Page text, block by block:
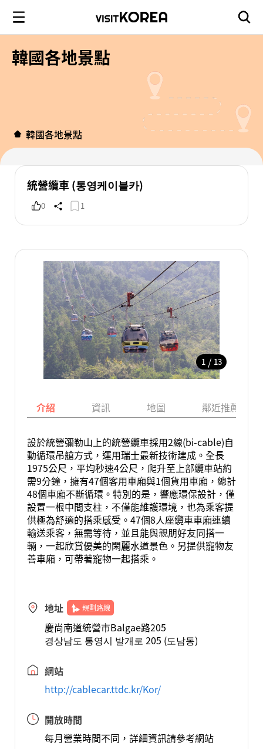
韓國各地景點
韓國各地景點
統營纜車 (통영케이블카)
0 1
1 / 13
介紹 資訊 地圖 鄰近推薦景點
設於統營彌勒山上的統營纜車採用2線(bi-cable)自
動循環吊艙方式，運用瑞士最新技術建成。全長
1975公尺，平均秒速4公尺，爬升至上部纜車站約
需9分鐘，擁有47個客用車廂與1個貨用車廂，總計
48個車廂不斷循環。特別的是，響應環保設計，僅
設置一根中間支柱，不僅能維護環境，也為乘客提
供極為舒適的搭乘感受。47個8人座纜車車廂連續
輸送乘客，無需等待，並且能與親朋好友同搭一
輛，一起欣賞優美的閑麗水道景色。另提供寵物友
善車廂，可帶著寵物一起搭乘。
地址 規劃路線
慶尚南道統營市Balgae路205
경상남도 통영시 발개로 205 (도남동)
網站
http://cablecar.ttdc.kr/Kor/
開放時間
每月營業時間不同，詳細資訊請參考網站